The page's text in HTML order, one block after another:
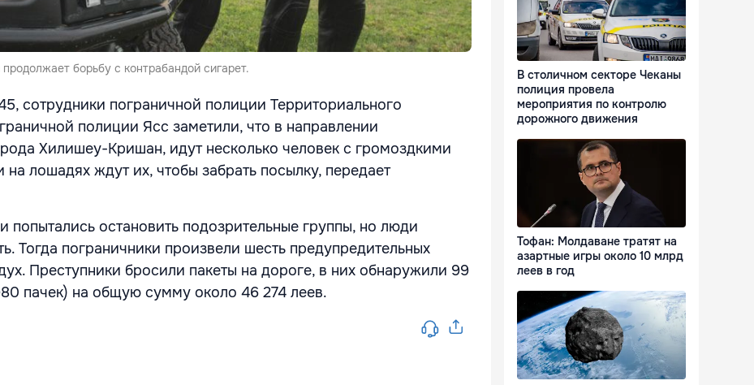
борьбу с контрабандой сигарет.
сотрудники пограничной полиции Территориального
полиции Ясс заметили, что в направлении
Хилишеу-Кришан, идут несколько человек с громоздкими
на лошадях ждут их, чтобы забрать посылку, передает
попытались остановить подозрительные группы, но люди
Тогда пограничники произвели шесть предупредительных
Преступники бросили пакеты на дороге, в них обнаружили 99
пачек) на общую сумму около 46 274 леев.
В столичном секторе Чеканы
полиция провела
мероприятия по контролю
дорожного движения
Тофан: Молдаване тратят на
азартные игры около 10 млрд
леев в год